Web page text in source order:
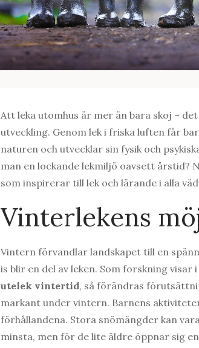
Att leka utomhus är mer än bara skoj –
utveckling. Genom lek i friska luften får
naturen och utvecklar sin fysik och
man en lockande lekmiljö oavsett årstid?
som inspirerar till lek och lärande i alla
Vinterlekens
Vintern förvandlar landskapet till en
is blir en del av leken. Som forskning visar
utelek vintertid, så förändras
markant under vintern. Barnens
förhållandena. Stora snömängder kan
minsta, men för de lite äldre öppnar sig